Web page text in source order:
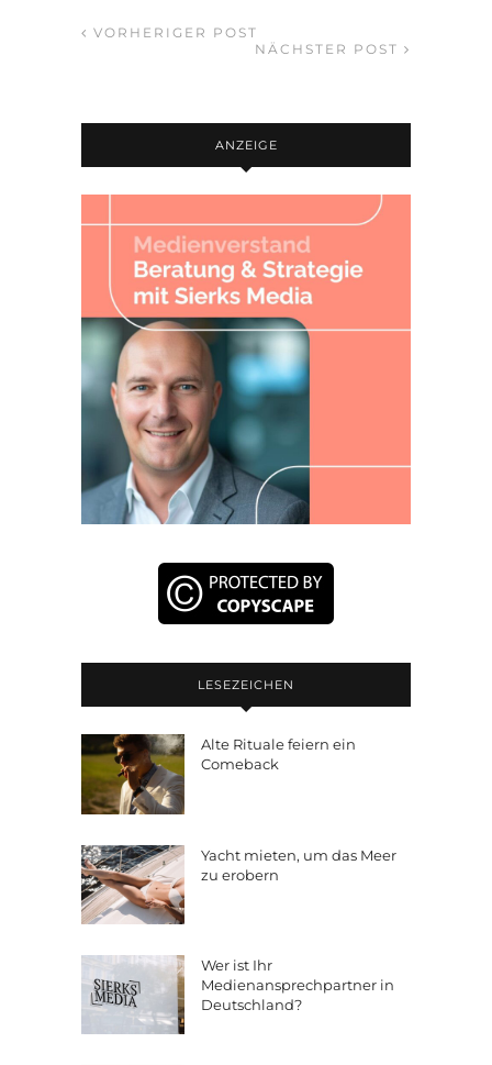
VORHERIGER POST
NÄCHSTER POST
ANZEIGE
LESEZEICHEN
Alte Rituale feiern ein
Comeback
Yacht mieten, um das Meer
zu erobern
Wer ist Ihr
Medienansprechpartner in
Deutschland?